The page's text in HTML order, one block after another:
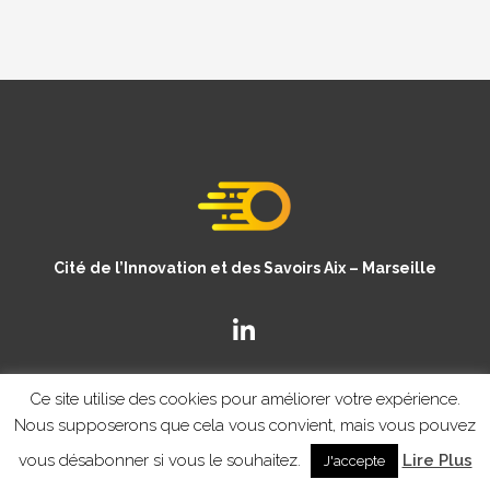
Cité de l’Innovation et des Savoirs Aix – Marseille
© Copyright CISAM 2020- MENTIONS LEGALES
Ce site utilise des cookies pour améliorer votre expérience.
Nous supposerons que cela vous convient, mais vous pouvez
vous désabonner si vous le souhaitez.
J'accepte Lire Plus